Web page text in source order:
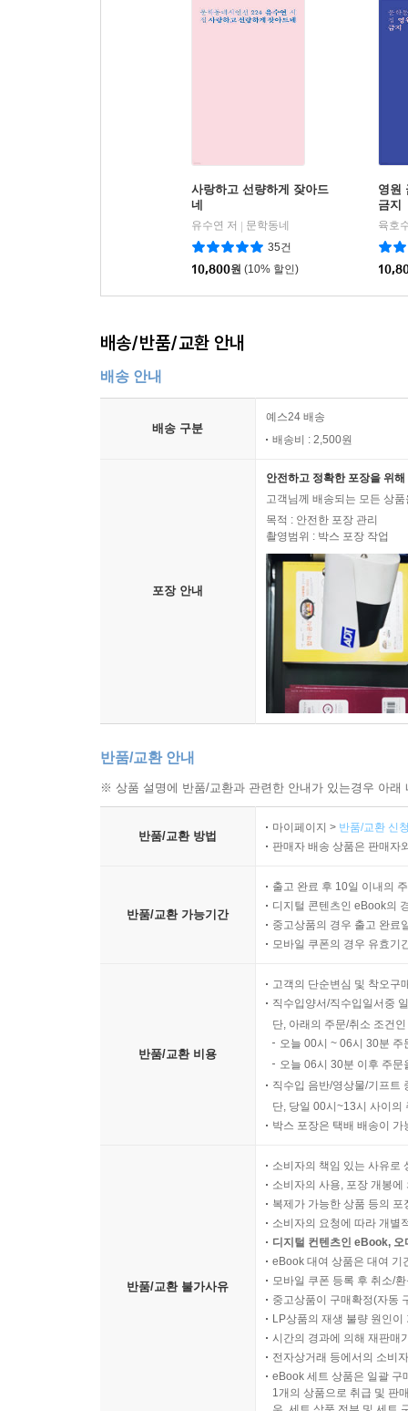
알레고리」)를 털어놓는다. 시에서 사랑은 비
쏟아내는 거대한 밤하늘” “가시덤불 속에 핀 하
me burn」)고 털어놓는 시인의 고백은 “아름다
그림자” 밖으로 “가장 아름다운 사물”(「빛과 놀
포개지는 지점이 있다고 밝힌 바 있다. 자신의 시
이렇게 말한다. “다 타고 남은 것들을/여기 남겨둔
시인의 말
나 어렸을 때 매일 기도했지. 진짜 엄마 아빠가 날
사랑하고 선량하게 잦아드
네
유수연 저
문학동네
35건
10,800원 (10% 할인)
영원
금지
육호
배송/반품/교환 안내
배송 안내
배송 구분
예스24 배송
배송비 : 2,500원
포장 안내
안전하고 정확한 포장을 위
고객님께 배송되는 모든 상
목적 : 안전한 포장 관리
촬영범위 : 박스 포장 작업
반품/교환 안내
※ 상품 설명에 반품/교환과 관련한 안내가 있는경우 아
반품/교환 방법
마이페이지 > 반품/교환 신
판매자 배송 상품은 판매자
반품/교환 가능기간
출고 완료 후 10일 이내의
디지털 콘텐츠인 eBook의
중고상품의 경우 출고 완료
모바일 쿠폰의 경우 유효기
반품/교환 비용
고객의 단순변심 및 착오구
직수입양서/직수입일서중
단, 아래의 주문/취소 조건
오늘 00시 ~ 06시 30분
오늘 06시 30분 이후 주
직수입 음반/영상물/기프트
단, 당일 00시~13시 사이의
박스 포장은 택배 배송이
반품/교환 불가사유
소비자의 책임 있는 사유로
소비자의 사용, 포장 개봉
복제가 가능한 상품 등의
소비자의 요청에 따라 개별
디지털 컨텐츠인 eBook,
eBook 대여 상품은 대여 기
모바일 쿠폰 등록 후 취소/
중고상품이 구매확정(자동
LP상품의 재생 불량 원인
시간의 경과에 의해 재판매
전자상거래 등에서의 소비
eBook 세트 상품은 일괄 구
1개의 상품으로 취급 및 판